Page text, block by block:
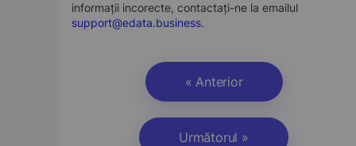
informații incorecte, contactați-ne la emailul
support@edata.business.
« Anterior
Următorul »